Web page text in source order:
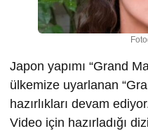
Japon yapımı “Grand
ülkemize uyarlanan
hazırlıkları devam
Video için hazırladığı